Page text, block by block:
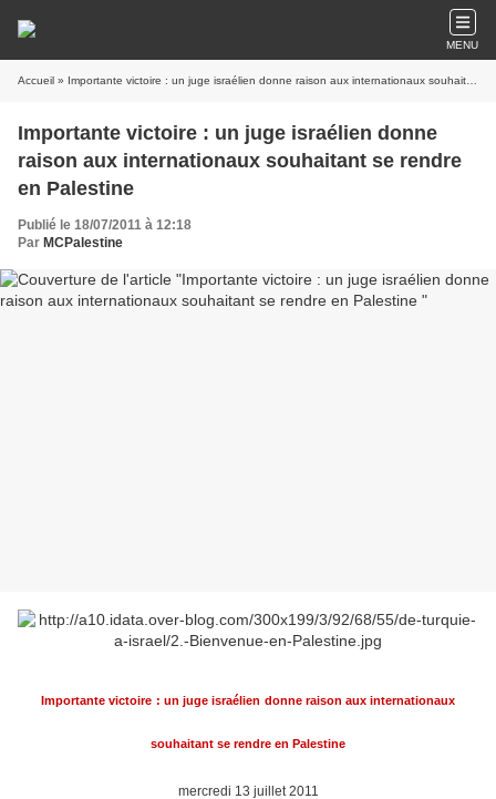
MENU
Accueil » Importante victoire : un juge israélien donne raison aux internationaux souhaitant se rendre en Palestine
Importante victoire : un juge israélien donne
raison aux internationaux souhaitant se rendre
en Palestine
Publié le 18/07/2011 à 12:18
Par MCPalestine
Importante victoire : un juge israélien donne raison aux internationaux
souhaitant se rendre en Palestine
mercredi 13 juillet 2011